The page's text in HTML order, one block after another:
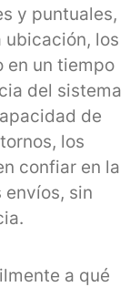
y puntuales,
ubicación, los
en un tiempo
del sistema
de
los
confiar en la
sin
a qué